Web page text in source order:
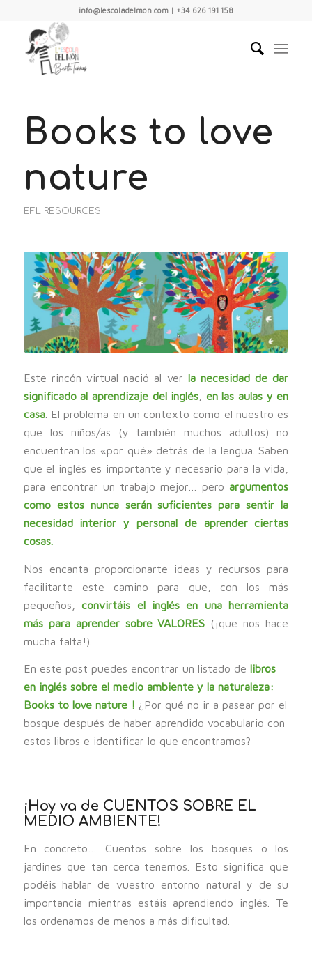
info@lescoladelmon.com | +34 626 191 158
Books to love
nature
EFL RESOURCES
Este rincón virtual nació al ver la necesidad de dar
significado al aprendizaje del inglés
en las aulas y en
casa. El problema en un contexto como el nuestro es
que los niños/as (y también muchos adultos) no
encuentran los «por qué» detrás de la lengua. Saben
que el inglés es importante y necesario para la vida,
para encontrar un trabajo mejor… peroargumentos
como estos nunca serán suficientes para sentir la
necesidad interior y personal de aprender ciertas
cosas.
Nos encanta proporcionarte ideas y recursos para
facilitarte este camino para que, con los más
pequeños,convirtáis el inglés en una herramienta
más para aprender sobre VALORES (¡que nos hace
mucha falta!).
En este post puedes encontrar un listado de libros
en inglés sobre el medio ambiente y la naturaleza:
Books to love nature ! ¿Por qué no ir a pasear por el
bosque después de haber aprendido vocabulario con
estos libros e identificar lo que encontramos?
¡Hoy va de CUENTOS SOBRE EL
MEDIO AMBIENTE!
En concreto… Cuentos sobre los bosques o los
jardines que tan cerca tenemos. Esto significa que
podéis hablar de vuestro entorno natural y de su
importancia mientras estáis aprendiendo inglés. Te
los ordenamos de menos a más dificultad.